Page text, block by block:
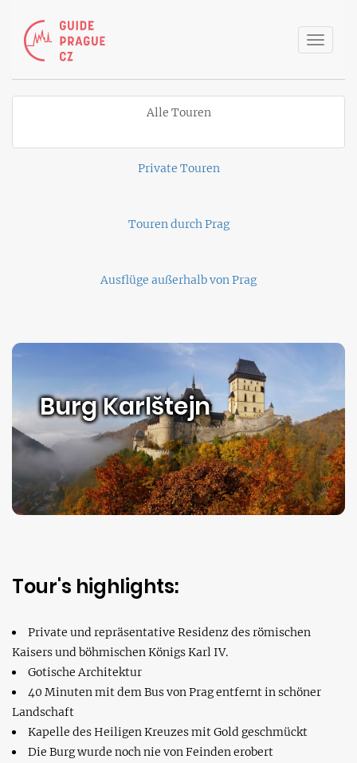
Toggle
Alle Touren
Private Touren
Touren durch Prag
Ausflüge außerhalb von Prag
Burg Karlštejn
Tour's highlights:
Private und repräsentative Residenz des römischen
Kaisers und böhmischen Königs Karl IV.
Gotische Architektur
40 Minuten mit dem Bus von Prag entfernt in schöner
Landschaft
Kapelle des Heiligen Kreuzes mit Gold geschmückt
Die Burg wurde noch nie von Feinden erobert